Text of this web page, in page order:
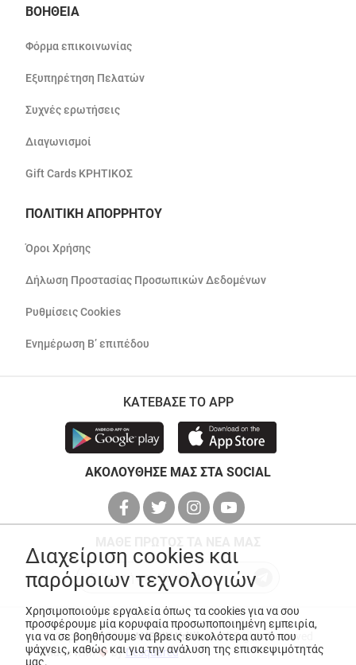
ΒΟΗΘΕΙΑ
Φόρμα επικοινωνίας
Εξυπηρέτηση Πελατών
Συχνές ερωτήσεις
Διαγωνισμοί
Gift Cards ΚΡΗΤΙΚΟΣ
ΠΟΛΙΤΙΚΗ ΑΠΟΡΡΗΤΟΥ
Όροι Χρήσης
Δήλωση Προστασίας Προσωπικών Δεδομένων
Ρυθμίσεις Cookies
Ενημέρωση Β’ επιπέδου
ΚΑΤΕΒΑΣΕ ΤΟ APP
ΑΚΟΛΟΥΘΗΣΕ ΜΑΣ ΣΤΑ SOCIAL
© Copyright 2026ANEDIK Kritikos. All Rights Reserved
Made with
byDesquared
Διαχείριση cookies και
παρόμοιων τεχνολογιών
Χρησιμοποιούμε εργαλεία όπως τα cookies για να σου
προσφέρουμε μία κορυφαία προσωποποιημένη εμπειρία,
για να σε βοηθήσουμε να βρεις ευκολότερα αυτό που
ψάχνεις, καθώς και για την ανάλυση της επισκεψιμότητάς
μας.